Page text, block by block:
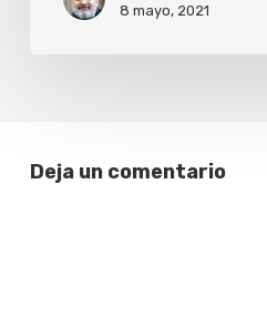
Argentina
8 mayo, 2021
Deja un comentario